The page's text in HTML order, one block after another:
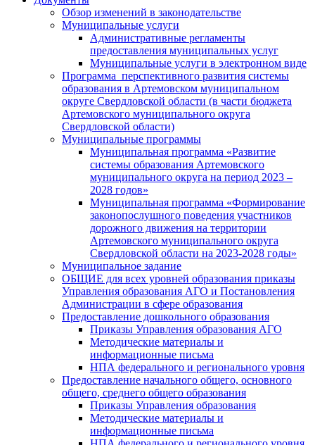
Обзор изменений в законодательстве
Муниципальные услуги
Административные регламенты
предоставления муниципальных услуг
Муниципальные услуги в электронном виде
Программа перспективного развития системы
образования в Артемовском муниципальном
округе Свердловской области (в части бюджета
Артемовского муниципального округа
Свердловской области)
Муниципальные программы
Муниципальная программа «Развитие
системы образования Артемовского
муниципального округа на период 2023 –
2028 годов»
Муниципальная программа «Формирование
законопослушного поведения участников
дорожного движения на территории
Артемовского муниципального округа
Свердловской области на 2023-2028 годы»
Муниципальное задание
ОБЩИЕ для всех уровней образования приказы
Управления образования АГО и Постановления
Администрации в сфере образования
Предоставление дошкольного образования
Приказы Управления образования АГО
Методические материалы и
информационные письма
НПА федерального и регионального уровня
Предоставление начального общего, основного
общего, среднего общего образования
Приказы Управления образования
Методические материалы и
информационные письма